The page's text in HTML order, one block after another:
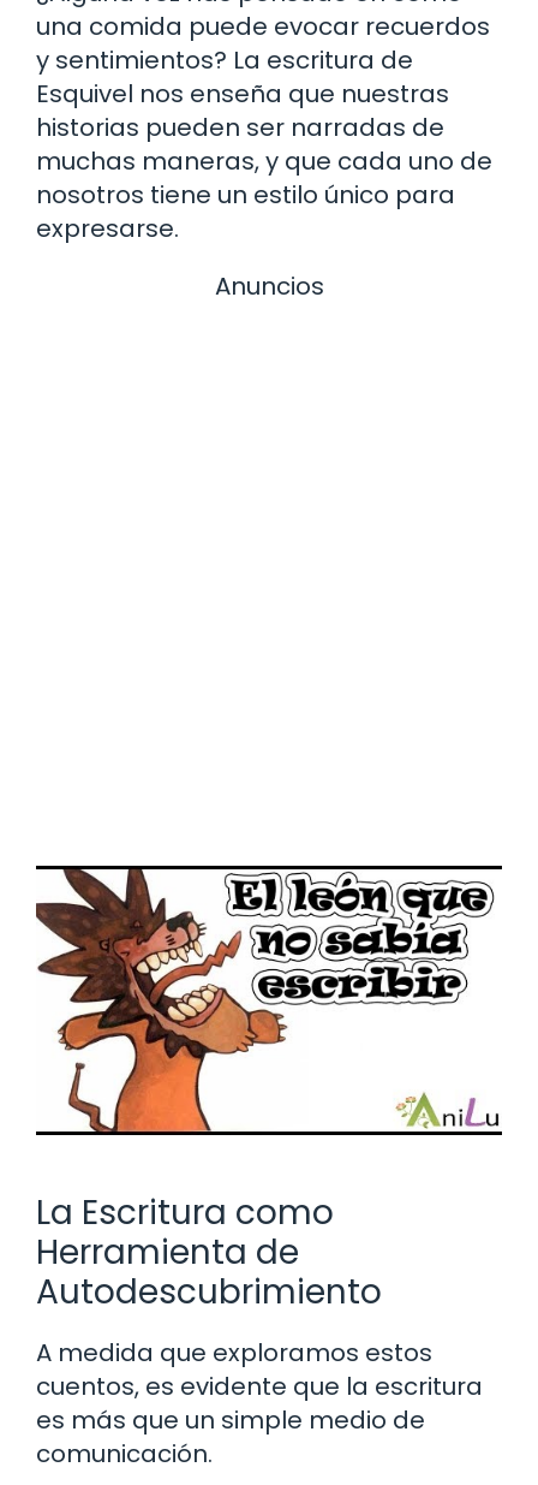
una comida puede evocar recuerdos
y sentimientos? La escritura de
Esquivel nos enseña que nuestras
historias pueden ser narradas de
muchas maneras, y que cada uno de
nosotros tiene un estilo único para
expresarse.
Anuncios
La Escritura como
Herramienta de
Autodescubrimiento
A medida que exploramos estos
cuentos, es evidente que la escritura
es más que un simple medio de
comunicación.